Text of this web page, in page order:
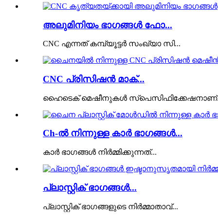
അലുമിനിയം ഭാഗങ്ങൾ ഫോ...
CNC എന്നത് കമ്പ്യൂട്ടർ സംഖ്യാ സി...
CNC പ്രിസിഷൻ മാക്...
ഹൈടെക് മെഷീനുകൾ
Ch-ൽ നിന്നുള്ള കാർ ഭാഗങ്ങൾ...
കാർ ഭാഗങ്ങൾ നിർമ്മിക്കുന്നത്...
പ്ലാസ്റ്റിക് ഭാഗങ്ങൾ...
പ്ലാസ്റ്റിക് ഭാഗങ്ങളുടെ നിർമ്മാതാവ്...